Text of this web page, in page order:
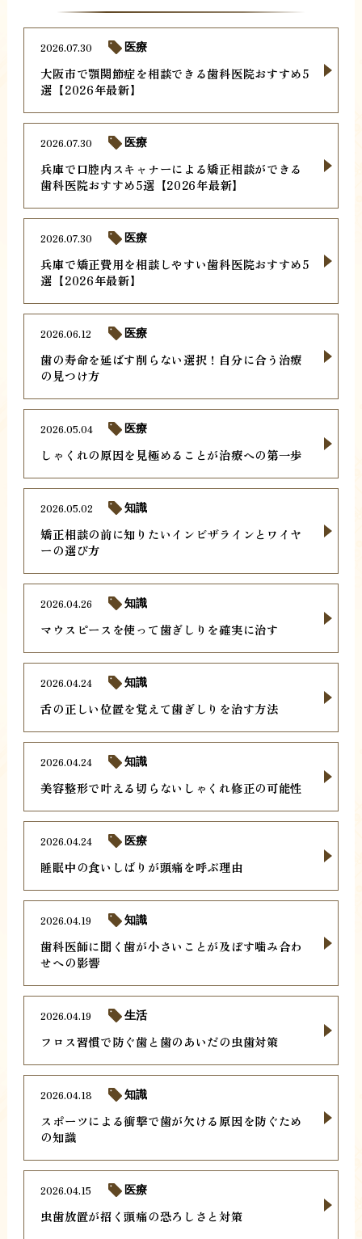
大阪市で顎関節症を相談できる歯科医院おすすめ5
選【2026年最新】
2026.07.30 医療
兵庫で口腔内スキャナーによる矯正相談ができる
歯科医院おすすめ5選【2026年最新】
2026.07.30 医療
兵庫で矯正費用を相談しやすい歯科医院おすすめ5
選【2026年最新】
2026.07.30 医療
歯の寿命を延ばす削らない選択！自分に合う治療
の見つけ方
2026.06.12 医療
しゃくれの原因を見極めることが治療への第一歩
2026.05.04 医療
矯正相談の前に知りたいインビザラインとワイヤ
ーの選び方
2026.05.02 知識
マウスピースを使って歯ぎしりを確実に治す
2026.04.26 知識
舌の正しい位置を覚えて歯ぎしりを治す方法
2026.04.24 知識
美容整形で叶える切らないしゃくれ修正の可能性
2026.04.24 知識
睡眠中の食いしばりが頭痛を呼ぶ理由
2026.04.24 医療
歯科医師に聞く歯が小さいことが及ぼす噛み合わ
せへの影響
2026.04.19 知識
フロス習慣で防ぐ歯と歯のあいだの虫歯対策
2026.04.19 生活
スポーツによる衝撃で歯が欠ける原因を防ぐため
の知識
2026.04.18 知識
虫歯放置が招く頭痛の恐ろしさと対策
2026.04.15 医療